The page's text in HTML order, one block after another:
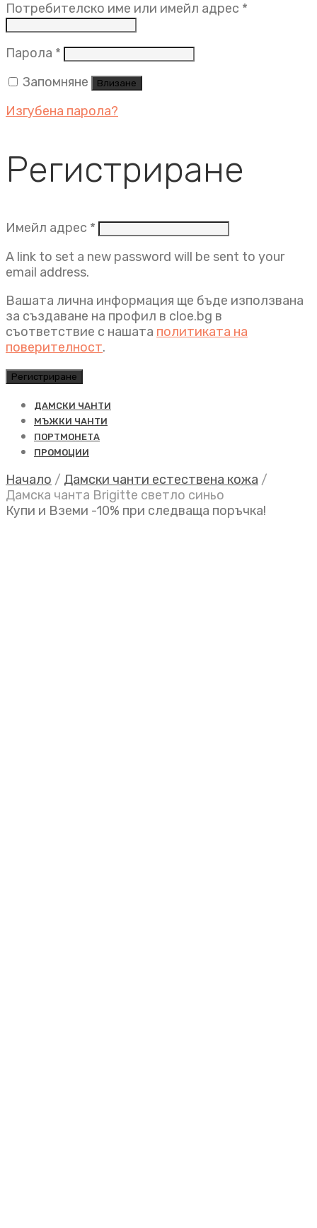
Потребителско име или имейл адрес *
Парола * Задължително
Запомняне
Влизане
Изгубена парола?
Регистриране
Имейл адрес * Задължително
A link to set a new password will be sent to your
email address.
Вашата лична информация ще бъде използвана
за създаване на профил в cloe.bg в
съответствие с нашата политиката на
поверителност.
Регистриране
ДАМСКИ ЧАНТИ
МЪЖКИ ЧАНТИ
ПОРТМОНЕТА
ПРОМОЦИИ
Начало / Дамски чанти естествена кожа /
Дамска чанта Brigitte светло синьо
Купи и Вземи -10% при следваща поръчка!